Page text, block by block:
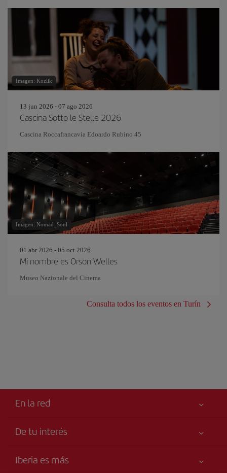
Imagen: Kozlik
13 jun 2026 - 07 ago 2026
Cascina Sotto le Stelle 2026
Cascina Roccafrancavia Edoardo Rubino 45
Imagen: Nomad_Soul
01 abr 2026 - 05 oct 2026
Mi nombre es Orson Welles
Museo Nazionale del Cinema
Consulta todos los eventos en Turín
En la red
De tu interés
Accesibilidad
Iberia es más